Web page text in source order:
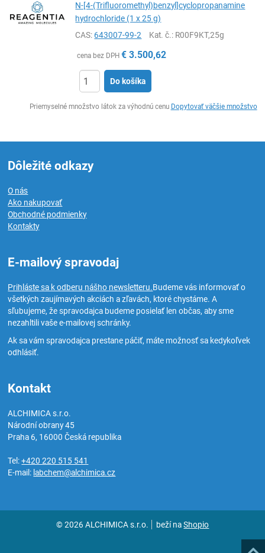
N-[4-(Trifluoromethyl)benzyl]cyclopropanamine
hydrochloride (1 x 25 g)
CAS:643007-99-2 Kat. č.: R00F9KT,25g
cena bez DPH € 3.500,62
Do košíka
Priemyselné množstvo látok za výhodnú cenu Dopytovať väčšie množstvo
Dôležité odkazy
O nás
Ako nakupovať
Obchodné podmienky
Kontakty
E-mailový spravodaj
Prihláste sa k odberu nášho newsletteru.Budeme vás informovať o
všetkých zaujímavých akciách a zľavách, ktoré chystáme. A
sľubujeme, že spravodajca budeme posielať len občas, aby sme
nezahltili vaše e-mailovej schránky.
Ak sa vám spravodajca prestane páčiť, máte možnosť sa kedykoľvek
odhlásiť.
Kontakt
ALCHIMICA s.r.o.
Národní obrany 45
Praha 6, 16000Česká republika
Tel:+420 220 515 541
E-mail: labchem@alchimica.cz
© 2026 ALCHIMICA s.r.o. beží naShopio
Hore